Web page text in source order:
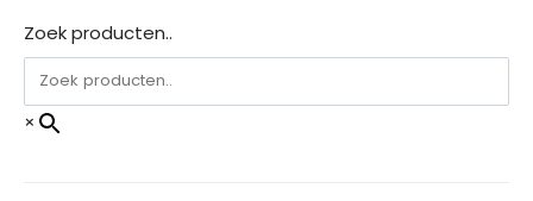
Zoek producten..
×